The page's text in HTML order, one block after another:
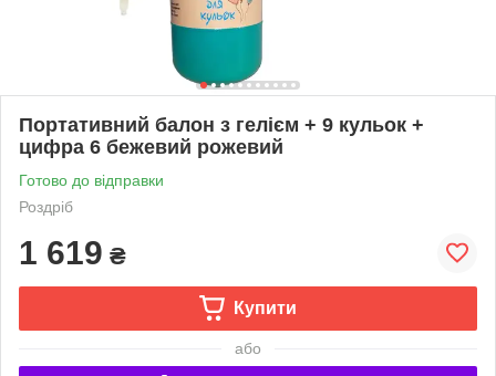
Портативний балон з гелієм + 9 кульок +
цифра 6 бежевий рожевий
Готово до відправки
Роздріб
1 619 ₴
Купити
або